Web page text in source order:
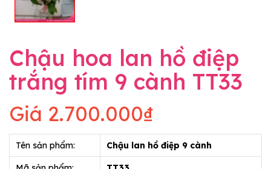
Chậu hoa lan hồ điệp
trắng tím 9 cành TT33
Giá 2.700.000₫
Tên sản phẩm: Chậu lan hồ điệp 9 cành